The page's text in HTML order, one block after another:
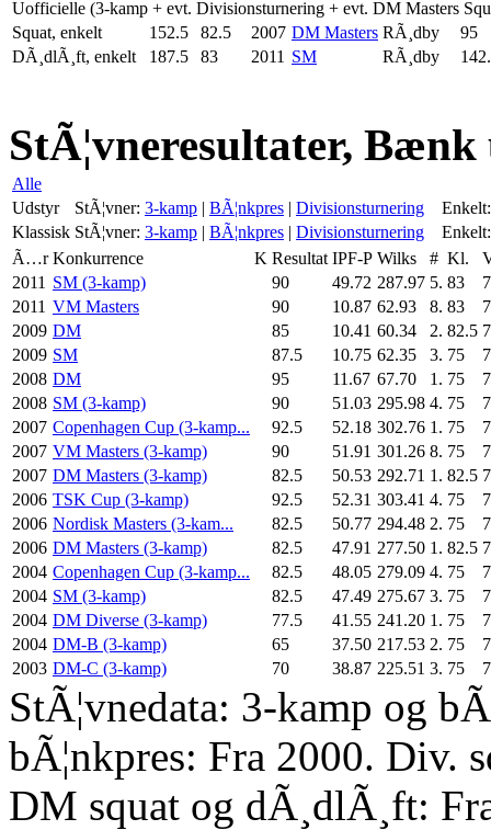
Uofficielle (3-kamp + evt. Divisionsturnering + evt. DM Masters
Squat, enkelt
152.5 82.5 2007 DM Masters RÃ¸dby
95
DÃ¸dlÃ¸ft, enkelt
187.5 83 2011 SM RÃ¸dby
StÃ¦vneresultater,
Alle
Udstyr
StÃ¦vner: 3-kamp | BÃ¦nkpres | Divisionsturnering
Enkelt:
Klassisk StÃ¦vner: 3-kamp | BÃ¦nkpres | Divisionsturnering
Enkelt:
Ã…r Konkurrence K Resultat IPF-P Wilks # Kl.
2011 SM (3-kamp) 90 49.72 287.97 5. 83
2011 VM Masters 90 10.87 62.93 8. 83
2009 DM 85 10.41 60.34 2. 82.5
2009 SM 87.5 10.75 62.35 3. 75
2008 DM 95 11.67 67.70 1. 75
2008 SM (3-kamp) 90 51.03 295.98 4. 75
2007 Copenhagen Cup (3-kamp... 92.5 52.18 302.76 1. 75
2007 VM Masters (3-kamp) 90 51.91 301.26 8. 75
2007 DM Masters (3-kamp) 82.5 50.53 292.71 1. 82.5
2006 TSK Cup (3-kamp) 92.5 52.31 303.41 4. 75
2006 Nordisk Masters (3-kam... 82.5 50.77 294.48 2. 75
2006 DM Masters (3-kamp) 82.5 47.91 277.50 1. 82.5
2004 Copenhagen Cup (3-kamp... 82.5 48.05 279.09 4. 75
2004 SM (3-kamp) 82.5 47.49 275.67 3. 75
2004 DM Diverse (3-kamp) 77.5 41.55 241.20 1. 75
2004 DM-B (3-kamp) 65 37.50 217.53 2. 75
2003 DM-C (3-kamp) 70 38.87 225.51 3. 75
StÃ¦vnedata: 3-kamp og
bÃ¦nkpres: Fra 2000. Div.
DM squat og dÃ¸dlÃ¸ft: